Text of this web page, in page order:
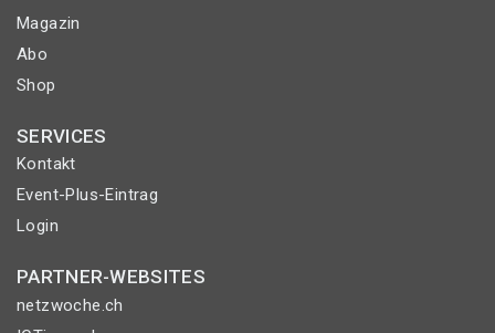
Magazin
Abo
Shop
SERVICES
Kontakt
Event-Plus-Eintrag
Login
PARTNER-WEBSITES
netzwoche.ch